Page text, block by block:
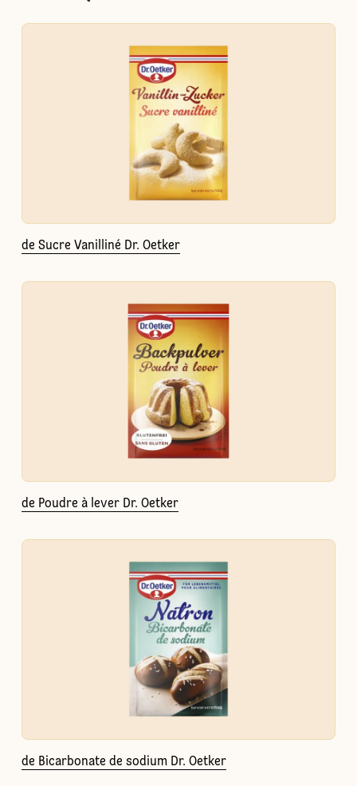
de Sucre Vanilliné Dr. Oetker
de Poudre à lever Dr. Oetker
de Bicarbonate de sodium Dr. Oetker